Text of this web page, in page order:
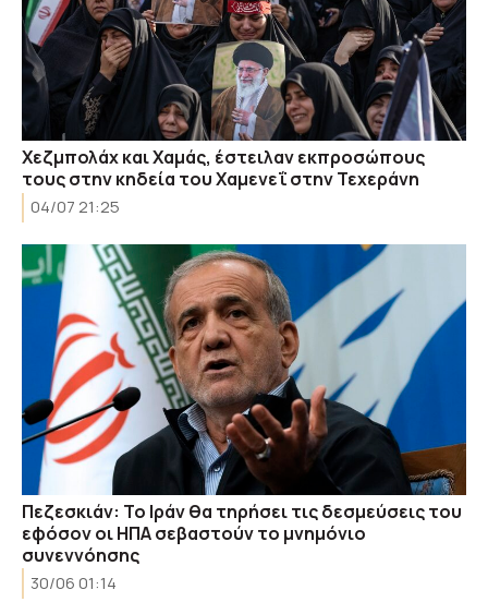
Χεζμπολάχ και Χαμάς, έστειλαν εκπροσώπους
τους στην κηδεία του Χαμενεΐ στην Τεχεράνη
04/07 21:25
Πεζεσκιάν: Το Ιράν θα τηρήσει τις δεσμεύσεις του
εφόσον οι ΗΠΑ σεβαστούν το μνημόνιο
συνεννόησης
30/06 01:14